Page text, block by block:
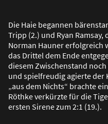
Die Haie begannen
Tripp (2.) und Ryan Ramsay,
Norman Hauner erfolgreich
das Drittel dem Ende
diesem Zwischenstand
und spielfreudig agierte der
„aus dem Nichts“ brachte
Röthke verkürzte für die
ersten Sirene zum 2:1 (19.).